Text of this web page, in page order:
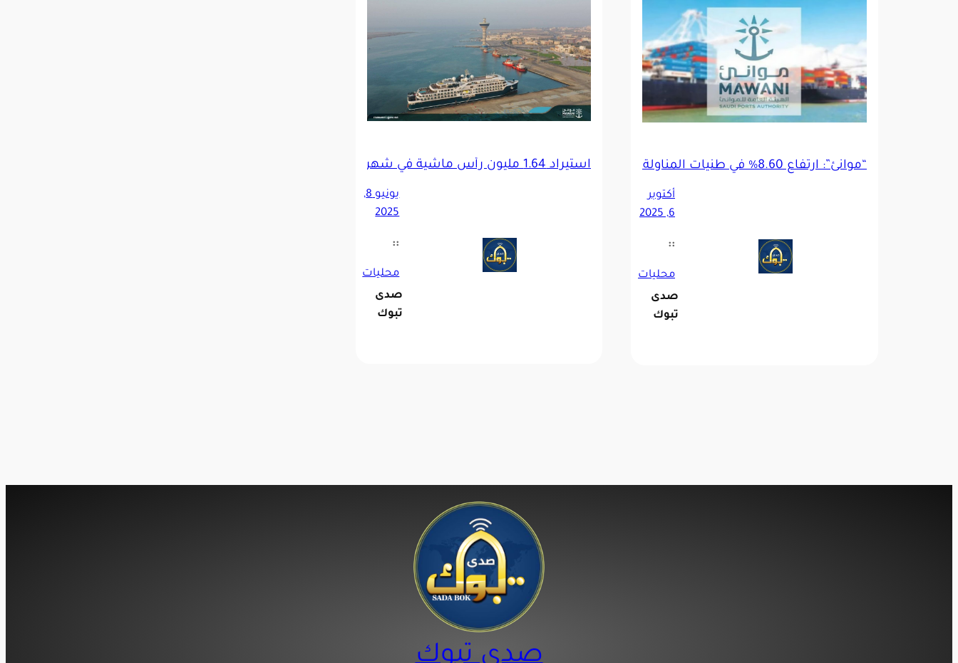
“موانئ”: ارتفاع 8.60% في طنيات المناولة في سبتمبر 2025 مقارنة بنفس الشهر العام الماضي
أكتوبر
6, 2025
::
محليات
صدى
تبوك
استيراد 1.64 مليون رأس ماشية في شهر واحد
يونيو 8,
2025
::
محليات
صدى
تبوك
صدى تبوك